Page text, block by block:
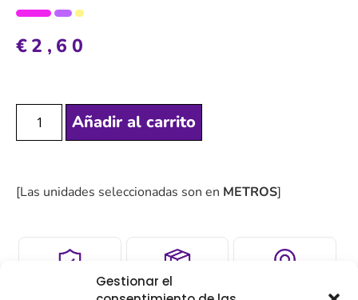
Gestionar el
€2,60
Añadir al carrito
[Las unidades seleccionadas son en METROS]
ENVÍO 24-48H